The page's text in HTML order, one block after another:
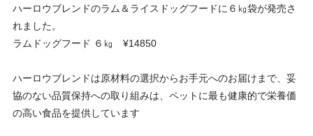
ハーロウブレンドのラム＆ライスドッグフードに６㎏袋が発売さ
れました。
ラムドッグフード ６㎏ ¥14850
ハーロウブレンドは原材料の選択からお手元へのお届けまで、妥
協のない品質保持への取り組みは、ペットに最も健康的で栄養価
の高い食品を提供しています